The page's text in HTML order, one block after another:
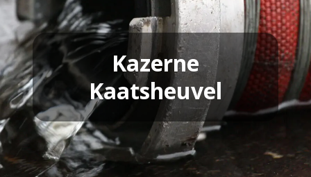
Kazerne
Kaatsheuvel